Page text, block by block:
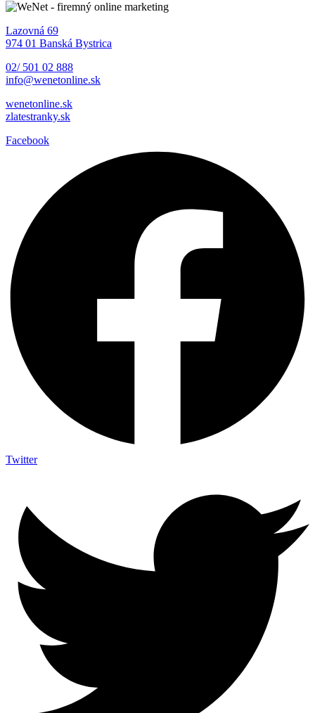
Lazovná 69
974 01 Banská Bystrica
02/ 501 02 888
info@wenetonline.sk
wenetonline.sk
zlatestranky.sk
Facebook
Twitter